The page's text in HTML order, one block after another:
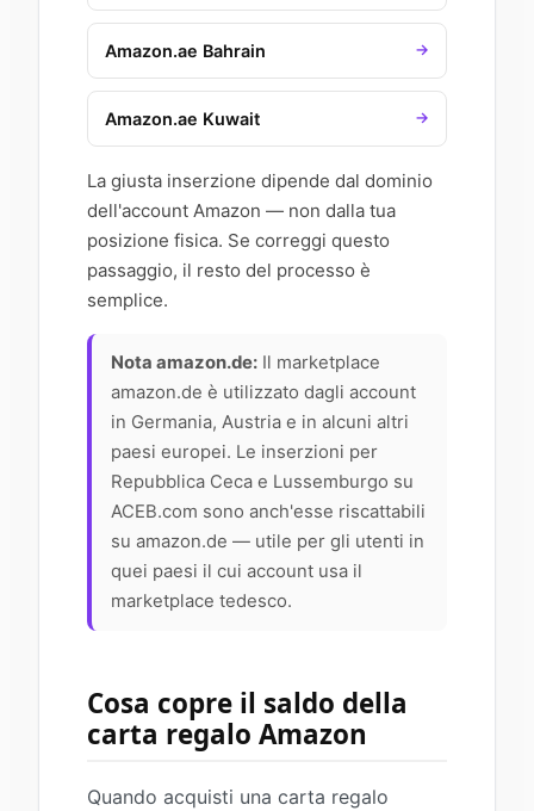
Amazon.ae Bahrain →
Amazon.ae Kuwait →
La giusta inserzione dipende dal dominio
dell'account Amazon — non dalla tua
posizione fisica. Se correggi questo
passaggio, il resto del processo è
semplice.
Nota amazon.de: Il marketplace
amazon.de è utilizzato dagli account
in Germania, Austria e in alcuni altri
paesi europei. Le inserzioni per
Repubblica Ceca e Lussemburgo su
ACEB.com sono anch'esse riscattabili
su amazon.de — utile per gli utenti in
quei paesi il cui account usa il
marketplace tedesco.
Cosa copre il saldo della
carta regalo Amazon
Quando acquisti una carta regalo